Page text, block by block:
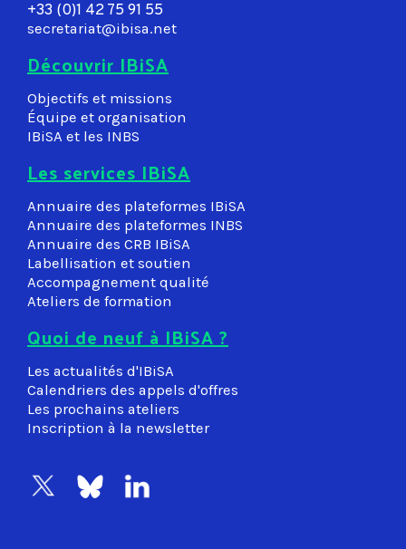
+33 (0)1 42 75 91 55
secretariat@ibisa.net
Découvrir IBiSA
Objectifs et missions
Équipe et organisation
IBiSA et les INBS
Les services IBiSA
Annuaire des plateformes IBiSA
Annuaire des plateformes INBS
Annuaire des CRB IBiSA
Labellisation et soutien
Accompagnement qualité
Ateliers de formation
Quoi de neuf à IBiSA ?
Les actualités d'IBiSA
Calendriers des appels d'offres
Les prochains ateliers
Inscription à la newsletter